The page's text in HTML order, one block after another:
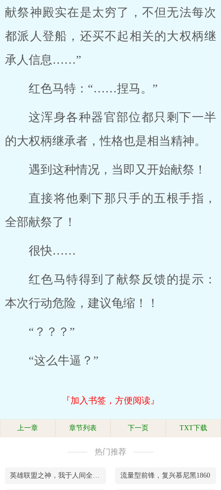
献祭神殿实在是太穷了，不但无法每次
都派人登船，还买不起相关的大权柄继
承人信息……”
红色马特：“……捏马。”
这浑身各种器官部位都只剩下一半
的大权柄继承者，性格也是相当精神。
遇到这种情况，当即又开始献祭！
直接将他剩下那只手的五根手指，
全部献祭了！
很快……
红色马特得到了献祭反馈的提示：
本次行动危险，建议龟缩！！
“？？？”
“这么牛逼？”
『加入书签，方便阅读』
上一章 章节列表 下一页 TXT下载
热门推荐
英雄联盟之神，我于人间全无敌！ 流量型前锋，复兴慕尼黑1860